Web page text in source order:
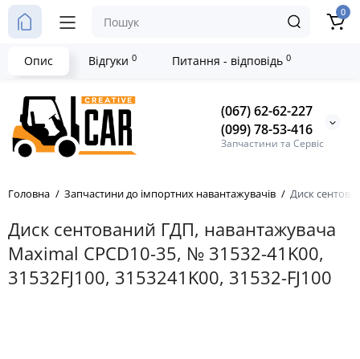
(067) 62-62-227
(099) 78-53-416
Запчастини та Сервіс
0
Головна Запчастини до імпортних навантажувачів Диск
Диск сентований ГДП, навантажувача
Maximal CPCD10-35, № 31532-41K00,
31532FJ100, 3153241K00, 31532-FJ100
Опис Відгуки 0 Питання - відповідь 0